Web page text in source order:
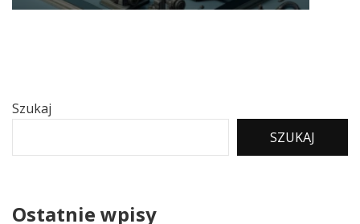
Szukaj
SZUKAJ
Ostatnie wpisy